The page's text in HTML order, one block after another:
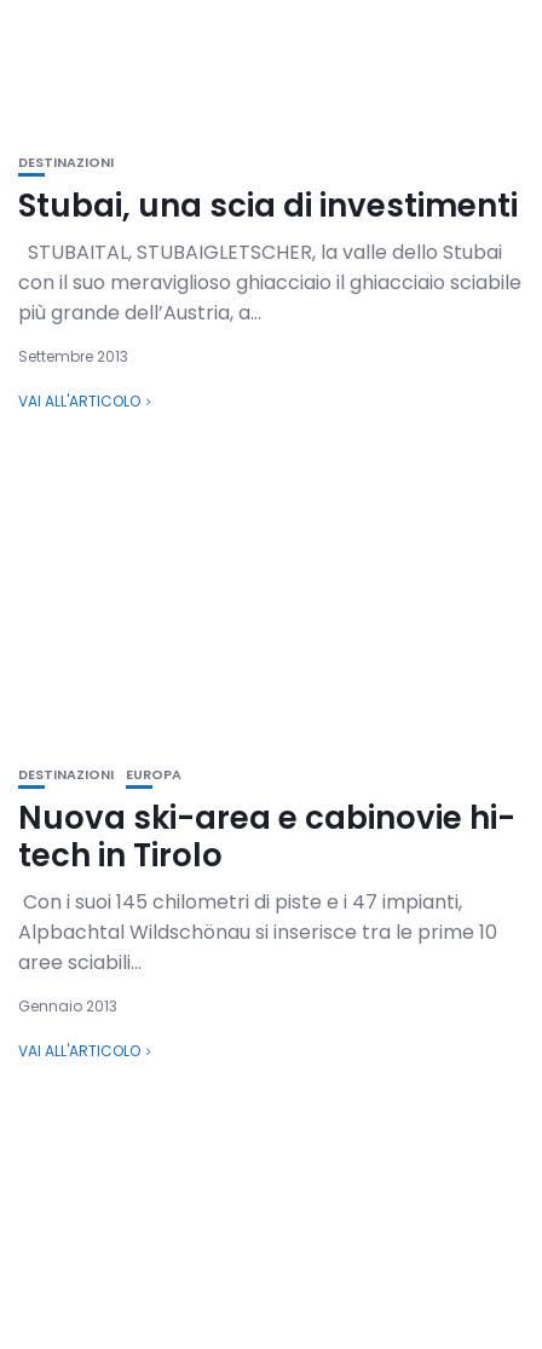
DESTINAZIONI
Stubai, una scia di investimenti
STUBAITAL, STUBAIGLETSCHER, la valle dello Stubai
con il suo meraviglioso ghiacciaio il ghiacciaio sciabile
più grande dell’Austria, a...
Settembre 2013
VAI ALL'ARTICOLO
DESTINAZIONI EUROPA
Nuova ski-area e cabinovie hi-
tech in Tirolo
Con i suoi 145 chilometri di piste e i 47 impianti,
Alpbachtal Wildschönau si inserisce tra le prime 10
aree sciabili...
Gennaio 2013
VAI ALL'ARTICOLO